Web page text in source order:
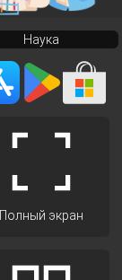
Наука
Полный экран